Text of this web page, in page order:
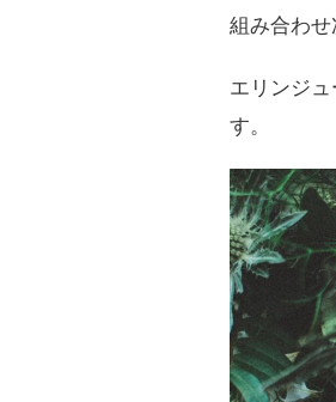
組み合わせ
エリンジ
す。